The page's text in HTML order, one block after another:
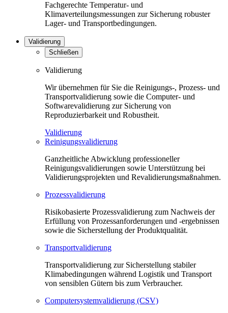
Fachgerechte Temperatur- und
Klimaverteilungsmessungen zur Sicherung robuster
Lager- und Transportbedingungen.
Validierung
Schließen
Validierung
Wir übernehmen für Sie die Reinigungs-, Prozess- und
Transportvalidierung sowie die Computer- und
Softwarevalidierung zur Sicherung von
Reproduzierbarkeit und Robustheit.
Validierung
Reinigungsvalidierung
Ganzheitliche Abwicklung professioneller
Reinigungsvalidierungen sowie Unterstützung bei
Validierungsprojekten und Revalidierungsmaßnahmen.
Prozessvalidierung
Risikobasierte Prozessvalidierung zum Nachweis der
Erfüllung von Prozessanforderungen und -ergebnissen
sowie die Sicherstellung der Produktqualität.
Transportvalidierung
Transportvalidierung zur Sicherstellung stabiler
Klimabedingungen während Logistik und Transport
von sensiblen Gütern bis zum Verbraucher.
Computersystemvalidierung (CSV)